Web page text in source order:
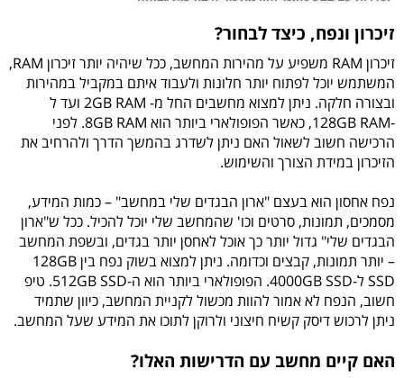
זיכרון ונפח, כיצד לבחור?
זיכרון RAM משפיע על מהירות המחשב, ככל שיהיה יותר זיכרון RAM,
המשתמש יוכל לפתוח יותר חלונות ולעבוד איתם במקביל במהירות
ובצורה חלקה. ניתן למצוא מחשבים החל מ- 2GB RAM ועד ל
-128GB RAM, כאשר הפופולארי ביותר הוא 8GB RAM. לפני
הרכישה חשוב לשאול האם ניתן לשדרג בהמשך הדרך ולהרחיב את
הזיכרון במידת הצורך והשימוש.
נפח אחסון הוא בעצם "ארון הבגדים שלי במחשב" – כמות המידע,
מסמכים, תמונות, סרטים וכו' שהמחשב שלי יוכל להכיל. ככל ש"ארון
הבגדים שלי" גדול יותר כך אוכל לאחסן יותר בגדים, ובשפת המחשב
– יותר תמונות, קבצים וכדומה. ניתן למצוא בשוק נפח בין 128GB
SSD ל-4000GB SSD. הפופולארי ביותר הוא ה-512GB SSD. טיפ
חשוב, הנפח לא אמור להוות מכשול לקניית המחשב, כיוון שתמיד
ניתן לרכוש דיסק קשיח חיצוני ולרוקן לתוכו את המידע שעל המחשב.
האם קיים מחשב עם הדרישות האלו?